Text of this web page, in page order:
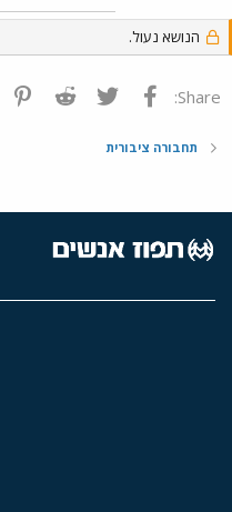
הנושא נעול.
Share: פייסבוק Twitter
Reddit
תחבורה ציבורית